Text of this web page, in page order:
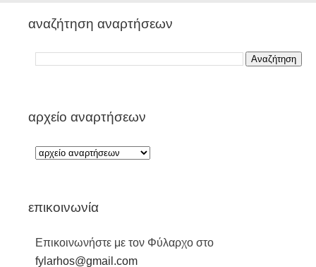
αναζήτηση αναρτήσεων
αρχείο αναρτήσεων
επικοινωνία
Επικοινωνήστε με τον Φύλαρχο στο
fylarhos@gmail.com